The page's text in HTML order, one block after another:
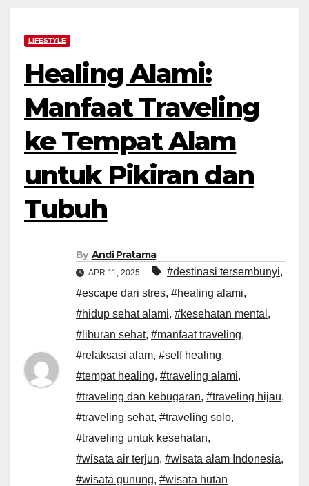
LIFESTYLE
Healing Alami:
Manfaat Traveling
ke Tempat Alam
untuk Pikiran dan
Tubuh
By Andi Pratama
APR 11, 2025 #destinasi tersembunyi,
#escape dari stres, #healing alami,
#hidup sehat alami, #kesehatan mental ,
#liburan sehat, #manfaat traveling,
#relaksasi alam, #self healing,
#tempat healing, #traveling alami,
#traveling dan kebugaran, #traveling hijau,
#traveling sehat, #traveling solo,
#traveling untuk kesehatan,
#wisata air terjun, #wisata alam Indonesia,
#wisata gunung, #wisata hutan